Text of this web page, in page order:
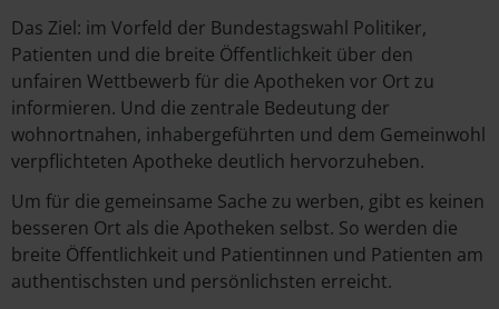
Das Ziel: im Vorfeld der Bundestagswahl Politiker,
Patienten und die breite Öffentlichkeit über den
unfairen Wettbewerb für die Apotheken vor Ort zu
informieren. Und die zentrale Bedeutung der
wohnortnahen, inhabergeführten und dem Gemeinwohl
verpflichteten Apotheke deutlich hervorzuheben.
Um für die gemeinsame Sache zu werben, gibt es keinen
besseren Ort als die Apotheken selbst. So werden die
breite Öffentlichkeit und Patientinnen und Patienten am
authentischsten und persönlichsten erreicht.